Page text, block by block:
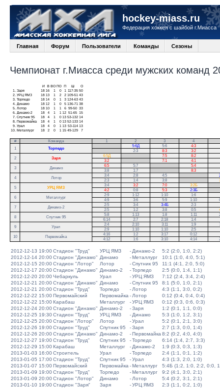
hockey-miass.ru
Федерация хоккея с шайбой г.Миасса
Главная Форум Пользователи Команды Сезоны
Чемпионат г.Миасса среди мужских команд
И В ВО ПО П
О
1.
Заря 18 16 1 0 1 117-35 50
2. УРЦ ЯМЗ 18 13 1 2 2 109-51 43
3. Торпедо 18 14 0 1 3 124-63 43
4.
Динамо 18 12 1 0 5 136-71 38
5. Лотор 18 10 1 1 6 99-50 33
6.
Динамо-2 18 4 1 1 12 51-65 15
7. Спутник 95 18 4 1 0 13 53-132 14
8.
Первомайка 18 4 1 0 13 52-133 14
9. Урал 18 4 0 1 13 53-114 13
10.
Металлург 18 2 0 1 15 49-129 7
# Команда 1 2 3
4
1
Торпедо
5:6Д 5:6
4:3
2:3 8:3
3:2
2
Заря
6:5Д 7:5
8:2
3:2
7:1
4:1
3
Динамо
6:5 5:7
5:4
3:8
1:7
8:3
4
Лотор
3:4 2:8 4:5
2:3
1:4 3:8
5
УРЦ ЯМЗ
3:4 3:2 7:0 3:2Б
4:2
0:8 5:3 2:3Б
6
Металлург
2:9 1:12 1:10
1:6
4:9
3:6 5:9 1:10
7
Динамо-2
2:5 3:4 3:4Б
2:3
2:5
1:2 3:8 0:5
8
Спутник 95
5:8 1:13 1:8 1:11
6:14
2:7 2:18
1:4
9
Урал
2:4 2:10 3:11 1:9
2:9
1:10 1:10
2:5
10
Первомайка
4:16 1:2 3:17
0:12
4:12
1:6 3:10 4:14
2012-12-13 19:00Стадион "Труд" УРЦ ЯМЗ - Динамо-2
5:2 (2:0, 1:0, 2:2)
2012-12-14 20:00Стадион "Динамо" Динамо -Металлург
10:1 (1:0, 4:0, 5:1)
2012-12-15 20:00Стадион "Лотор" Лотор -Спутник 95
11:1 (4:1, 2:0, 5:0)
2012-12-17 20:00Стадион "Динамо" Динамо-2 -Торпедо
2:5 (0:0, 1:4, 1:1)
2012-12-20 20:00Чебаркуль Урал -УРЦ ЯМЗ
7:12 (2:4, 3:4, 2:4)
2012-12-21 20:00Стадион "Динамо" Динамо -Спутник 95
8:1 (5:0, 1:0, 2:1)
2012-12-21 20:00Стадион "Труд" Торпедо - Лотор
4:3 (1:1, 3:0, 0:2)
2012-12-22 15:00Первомайский Первомайка - Лотор
0:12 (0:4, 0:4, 0:4)
2012-12-22 15:00Карабаш Металлург -УРЦ ЯМЗ
0:12 (0:3, 0:6, 0:3)
2012-12-24 20:00Стадион "Динамо" Динамо-2 -Заря
1:2 (0:1, 1:1, 0:0)
2012-12-25 19:30Стадион "Труд" УРЦ ЯМЗ - Динамо
5:3 (1:0, 1:2, 3:1)
2012-12-25 20:00Стадион "Лотор" Лотор -Урал
5:2 (0:1, 2:1, 3:0)
2012-12-26 19:00Стадион "Труд" Спутник 95 -Заря
2:7 (1:3, 0:0, 1:4)
2012-12-26 20:00Стадион "Динамо" Динамо-2 -Первомайка 8:2 (0:2, 4:0, 4:0)
2012-12-27 19:00Стадион "Труд" Спутник 95 -Торпедо
6:14 (1:4, 2:7, 3:3)
2012-12-29 15:00Карабаш Металлург - Динамо-2
1:9 (0:3, 0:3, 1:3)
2013-01-03 16:00Строитель Урал -Торпедо
2:4 (1:1, 0:1, 1:2)
2013-01-05 17:00Стадион "Труд" Спутник 95 -Урал
4:3 (1:3, 2:0, 1:0)
2013-01-07 15:00Первомайский Первомайка -Металлург
5:4Б (1:2, 1:0, 2:2, 0:0,
2013-01-09 19:00Стадион "Труд" Торпедо -Металлург
9:2 (4:1, 3:0, 2:1)
2013-01-09 20:00Стадион "Лотор" Динамо - Лотор
5:4 (0:2, 3:1, 2:1)
2013-01-10 19:00Стадион "Заря" Заря -УРЦ ЯМЗ
2:3 (1:1, 0:2, 1:0)